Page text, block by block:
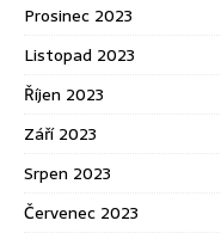
Prosinec 2023
Listopad 2023
Říjen 2023
Září 2023
Srpen 2023
Červenec 2023